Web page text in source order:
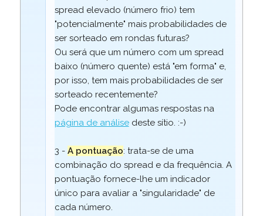
spread elevado (número frio) tem
"potencialmente" mais probabilidades de
ser sorteado em rondas futuras?
Ou será que um número com um spread
baixo (número quente) está "em forma" e,
por isso, tem mais probabilidades de ser
sorteado recentemente?
Pode encontrar algumas respostas na
página de análisedeste sítio. :-)
3 - A pontuação: trata-se de uma
combinação do spread e da frequência. A
pontuação fornece-lhe um indicador
único para avaliar a "singularidade" de
cada número.